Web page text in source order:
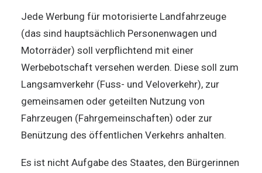
Jede Werbung für motorisierte Landfahrzeuge
(das sind hauptsächlich Personenwagen und
Motorräder) soll verpflichtend mit einer
Werbebotschaft versehen werden. Diese soll zum
Langsamverkehr (Fuss- und Veloverkehr), zur
gemeinsamen oder geteilten Nutzung von
Fahrzeugen (Fahrgemeinschaften) oder zur
Benützung des öffentlichen Verkehrs anhalten.
Es ist nicht Aufgabe des Staates, den Bürgerinnen